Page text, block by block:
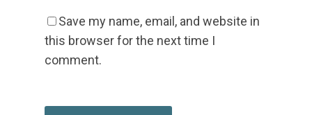
Save my name, email, and website in
this browser for the next time I
comment.